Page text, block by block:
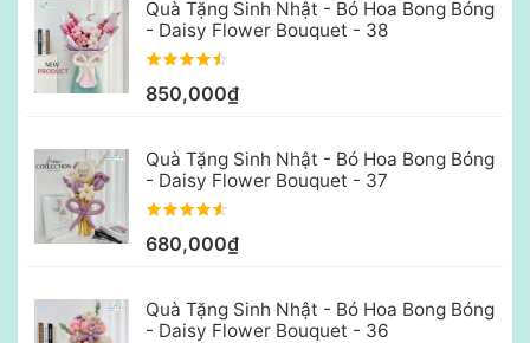
Quà Tặng Sinh Nhật - Bó Hoa Bong Bóng
- Daisy Flower Bouquet - 38
850,000₫
Quà Tặng Sinh Nhật - Bó Hoa Bong Bóng
- Daisy Flower Bouquet - 37
680,000₫
Quà Tặng Sinh Nhật - Bó Hoa Bong Bóng
- Daisy Flower Bouquet - 36